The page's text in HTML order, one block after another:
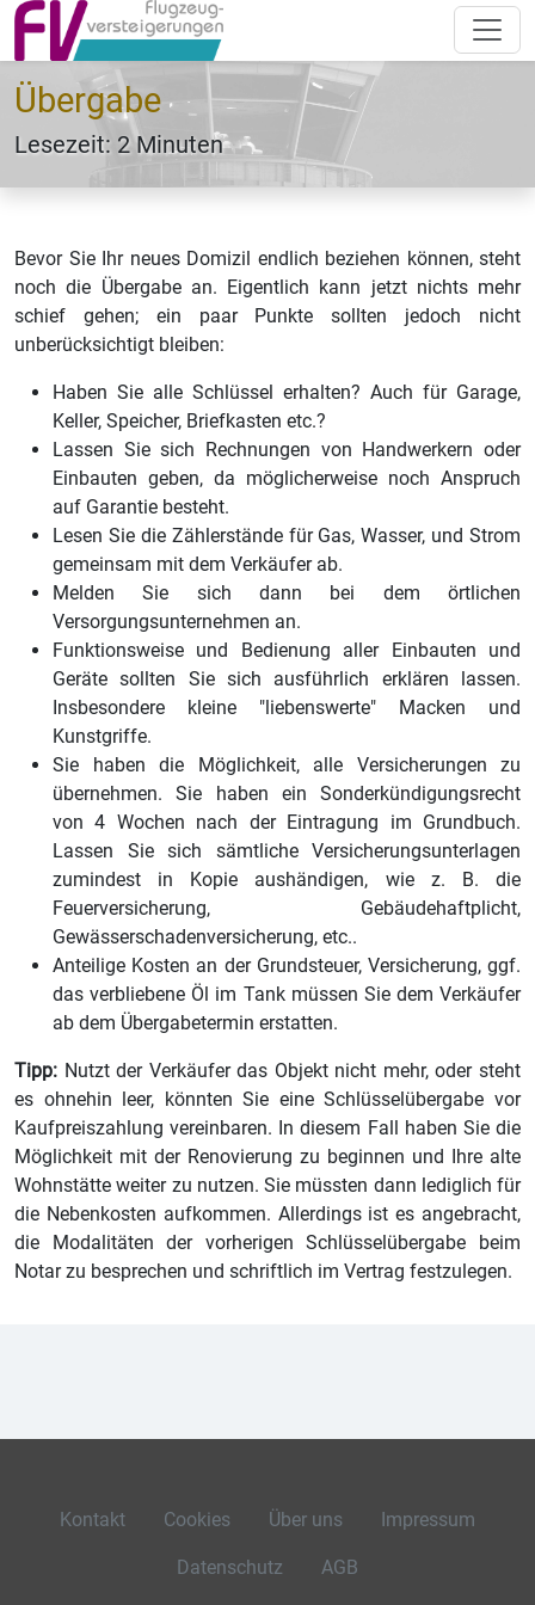
Übergabe
Lesezeit: 2 Minuten
Bevor Sie Ihr neues Domizil endlich beziehen können, steht
noch die Übergabe an. Eigentlich kann jetzt nichts mehr
schief gehen; ein paar Punkte sollten jedoch nicht
unberücksichtigt bleiben:
Haben Sie alle Schlüssel erhalten? Auch für Garage,
Keller, Speicher, Briefkasten etc.?
Lassen Sie sich Rechnungen von Handwerkern oder
Einbauten geben, da möglicherweise noch Anspruch
auf Garantie besteht.
Lesen Sie die Zählerstände für Gas, Wasser, und Strom
gemeinsam mit dem Verkäufer ab.
Melden Sie sich dann bei dem örtlichen
Versorgungsunternehmen an.
Funktionsweise und Bedienung aller Einbauten und
Geräte sollten Sie sich ausführlich erklären lassen.
Insbesondere kleine "liebenswerte" Macken und
Kunstgriffe.
Sie haben die Möglichkeit, alle Versicherungen zu
übernehmen. Sie haben ein Sonderkündigungsrecht
von 4 Wochen nach der Eintragung im Grundbuch.
Lassen Sie sich sämtliche Versicherungsunterlagen
zumindest in Kopie aushändigen, wie z. B. die
Feuerversicherung, Gebäudehaftplicht,
Gewässerschadenversicherung, etc..
Anteilige Kosten an der Grundsteuer, Versicherung, ggf.
das verbliebene Öl im Tank müssen Sie dem Verkäufer
ab dem Übergabetermin erstatten.
Tipp: Nutzt der Verkäufer das Objekt nicht mehr, oder steht
es ohnehin leer, könnten Sie eine Schlüsselübergabe vor
Kaufpreiszahlung vereinbaren. In diesem Fall haben Sie die
Möglichkeit mit der Renovierung zu beginnen und Ihre alte
Wohnstätte weiter zu nutzen. Sie müssten dann lediglich für
die Nebenkosten aufkommen. Allerdings ist es angebracht,
die Modalitäten der vorherigen Schlüsselübergabe beim
Notar zu besprechen und schriftlich im Vertrag festzulegen.
Kontakt Cookies Über uns Impressum
Datenschutz AGB